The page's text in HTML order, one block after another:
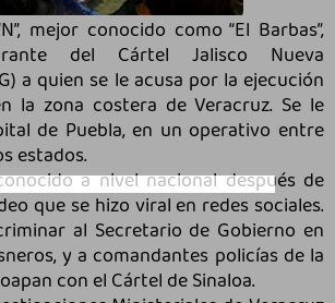
mejor conocido como “El Barbas”,
del Cártel Jalisco Nueva
a quien se le acusa por la ejecución
la zona costera de Veracruz. Se le
de Puebla, en un operativo entre
estados.
a nivel nacional después de
que se hizo viral en redes sociales.
al Secretario de Gobierno en
y a comandantes policías de la
con el Cártel de Sinaloa.